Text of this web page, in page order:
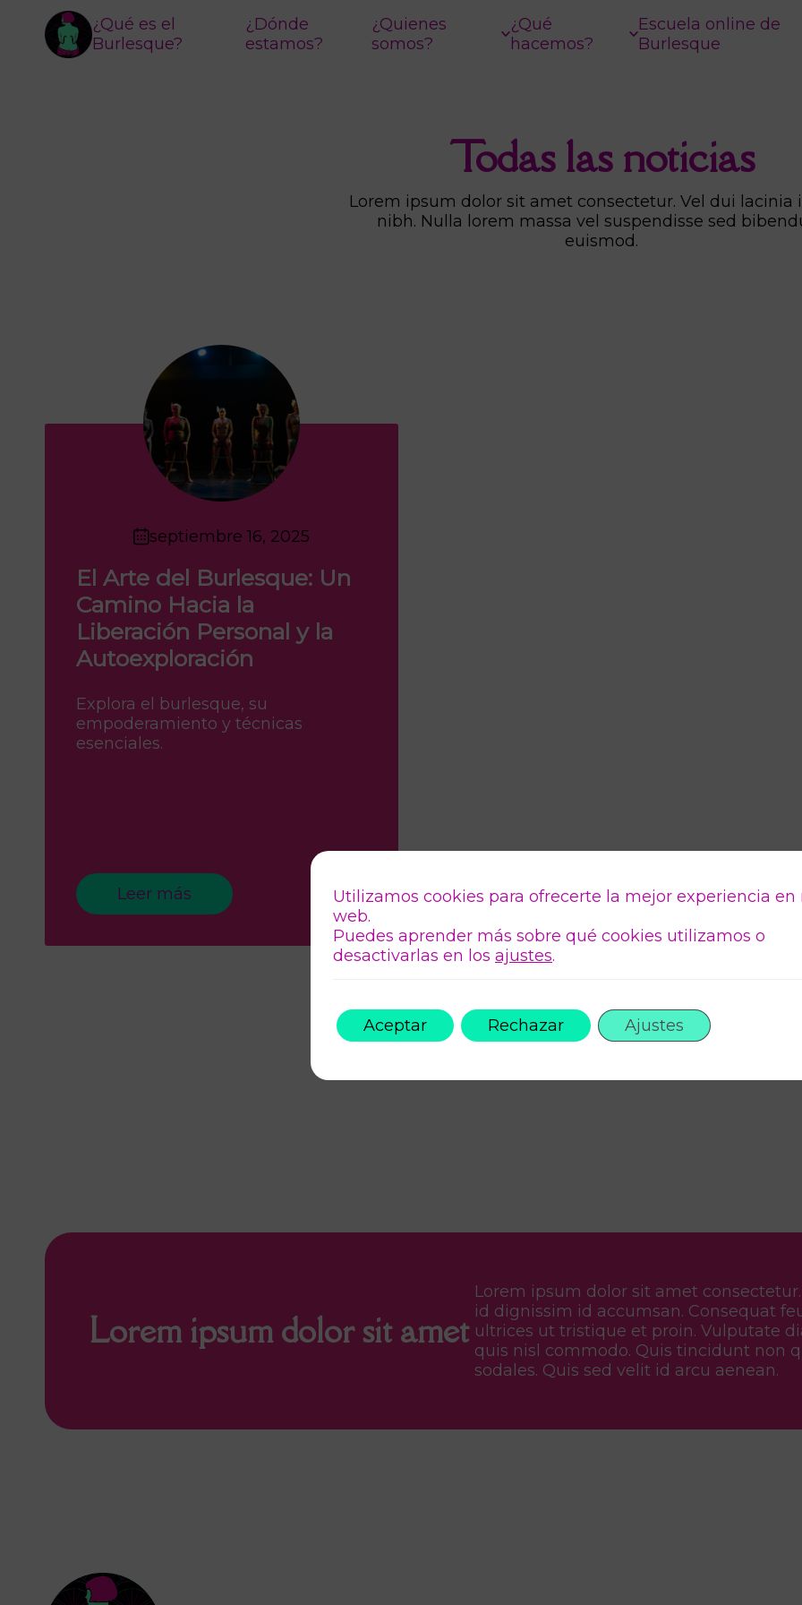
¿Qué es el
Burlesque?
¿Dónde
estamos?
¿Quienes
somos?
¿Qué
hacemos?
Escuela online de
Burlesque
Todas las noticias
Lorem ipsum dolor sit amet consectetur. Vel dui lacinia
nibh. Nulla lorem massa vel suspendisse sed
euismod.
septiembre 16, 2025
El Arte del Burlesque: Un
Camino Hacia la
Liberación Personal y la
Autoexploración
Explora el burlesque, su
empoderamiento y técnicas
esenciales.
Leer más
Lorem ipsum dolor sit amet
Lorem ipsum dolor sit amet
id dignissim id accumsan. Consequat
ultrices ut tristique et proin. Vulputate
quis nisl commodo. Quis tincidunt non
sodales. Quis sed velit id arcu aenean.
Utilizamos cookies para ofrecerte la mejor experiencia en
web.
Puedes aprender más sobre qué cookies utilizamos o
desactivarlas en los ajustes.
Aceptar Rechazar Ajustes